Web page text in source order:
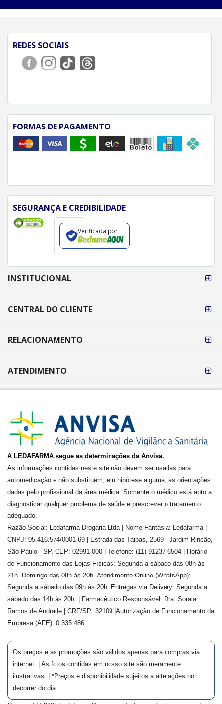
REDES SOCIAIS
FORMAS DE PAGAMENTO
SEGURANÇA E CREDIBILIDADE
Verificada por
FORMAS DE
PAGAMENTO
INSTITUCIONAL
CENTRAL DO CLIENTE
RELACIONAMENTO
ATENDIMENTO
A LEDAFARMA segue as determinações da Anvisa.
As informações contidas neste site não devem ser usadas para
automedicação e não substituem, em hipótese alguma, as orientações
dadas pelo profissional da área médica. Somente o médico está apto a
diagnosticar qualquer problema de saúde e prescrever o tratamento
adequado.
Razão Social: Ledafarma Drogaria Ltda | Nome Fantasia: Ledafarma |
CNPJ: 05.416.574/0001-69 | Estrada das Taipas, 2569 - Jardim Rincão,
São Paulo - SP, CEP: 02991-000 | Telefone: (11) 91237-6504 | Horário
de Funcionamento das Lojas Físicas: Segunda a sábado das 08h às
21h. Domingo das 08h às 20h. Atendimento Online (WhatsApp):
Segunda a sábado das 09h às 20h. Entregas via Delivery: Segunda a
sábado das 14h às 20h. | Farmacêutico Responsável: Dra. Soraia
Ramos de Andrade
| CRF/SP: 32109 |Autorização de Funcionamento da
Empresa (AFE): 0.335.486
Os preços e as promoções são válidos apenas para compras via
internet. | As fotos contidas em nosso site são meramente
ilustrativas. | *Preços e disponibilidade sujeitos a alterações no
decorrer do dia.